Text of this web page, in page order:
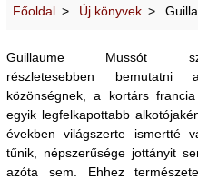
Főoldal Új könyvek
Guillaume Mussót
részletesebben bemutatni
közönségnek, a kortárs
egyik legfelkapottabb
években világszerte ismertté
tűnik, népszerűsége jottányit
azóta sem. Ehhez